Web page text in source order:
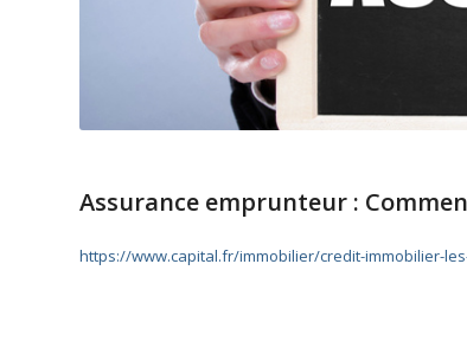
Assurance emprunteur :
https://www.capital.fr/immobilier/credit-immobilier-